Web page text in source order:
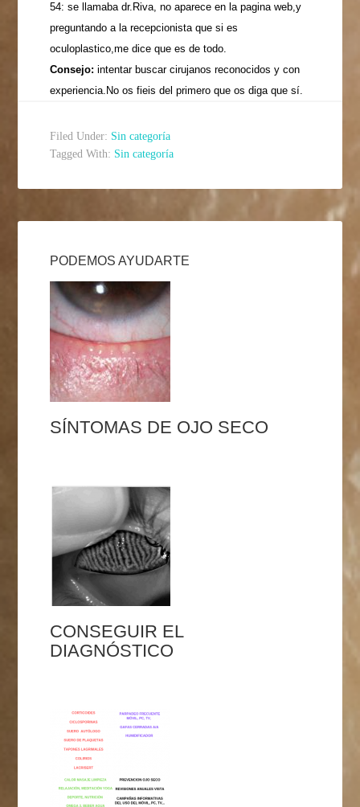
54: se llamaba dr.Riva, no aparece en la pagina web,y
preguntando a la recepcionista que si es
oculoplastico,me dice que es de todo.
Consejo: intentar buscar cirujanos reconocidos y con
experiencia.No os fieis del primero que os diga que sí.
Filed Under: Sin categoría
Tagged With: Sin categoría
PODEMOS AYUDARTE
SÍNTOMAS DE OJO SECO
CONSEGUIR EL
DIAGNÓSTICO